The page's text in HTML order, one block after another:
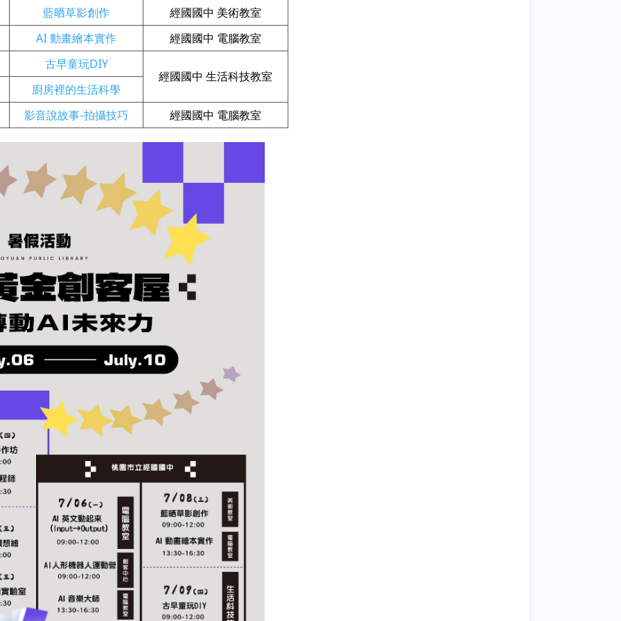
藍晒草影創作
經國國中 美術教室
AI 動畫繪本實作
經國國中 電腦教室
古早童玩DIY
經國國中 生活科技教室
廚房裡的生活科學
影音說故事-拍攝技巧
經國國中 電腦教室